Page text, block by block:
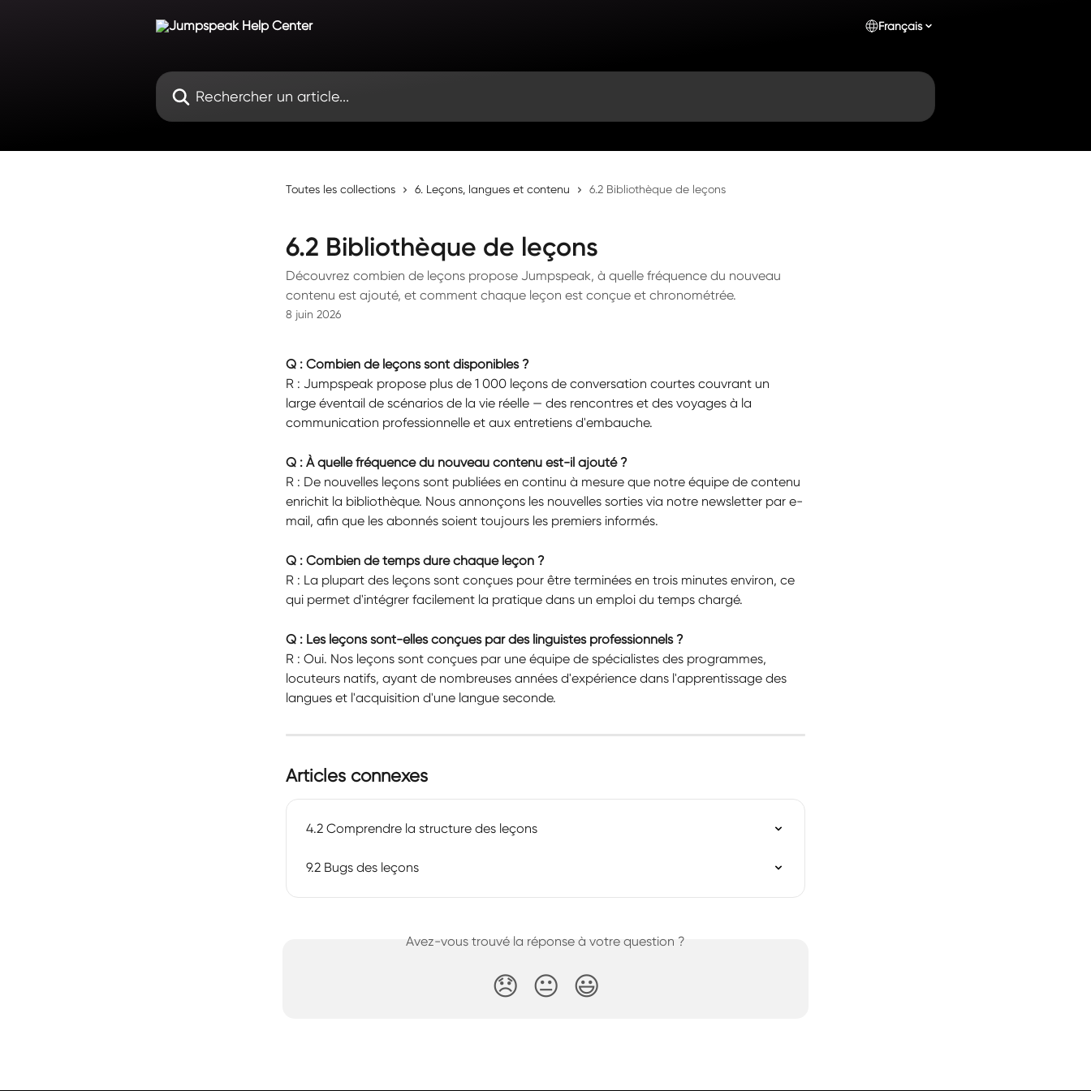
Français
Rechercher un article...
Toutes les collections 6. Leçons, langues et contenu 6.2 Bibliothèque de leçons
6.2 Bibliothèque de leçons
Découvrez combien de leçons propose Jumpspeak, à quelle fréquence du nouveau
contenu est ajouté, et comment chaque leçon est conçue et chronométrée.
8 juin 2026
Q : Combien de leçons sont disponibles ?
R : Jumpspeak propose plus de 1 000 leçons de conversation courtes couvrant un
large éventail de scénarios de la vie réelle — des rencontres et des voyages à la
communication professionnelle et aux entretiens d'embauche.
Q : À quelle fréquence du nouveau contenu est-il ajouté ?
R : De nouvelles leçons sont publiées en continu à mesure que notre équipe de contenu
enrichit la bibliothèque. Nous annonçons les nouvelles sorties via notre newsletter par e-
mail, afin que les abonnés soient toujours les premiers informés.
Q : Combien de temps dure chaque leçon ?
R : La plupart des leçons sont conçues pour être terminées en trois minutes environ, ce
qui permet d'intégrer facilement la pratique dans un emploi du temps chargé.
Q : Les leçons sont-elles conçues par des linguistes professionnels ?
R : Oui. Nos leçons sont conçues par une équipe de spécialistes des programmes,
locuteurs natifs, ayant de nombreuses années d'expérience dans l'apprentissage des
langues et l'acquisition d'une langue seconde.
Articles connexes
4.2 Comprendre la structure des leçons
9.2 Bugs des leçons
Avez-vous trouvé la réponse à votre question ?
😞 😐 😃